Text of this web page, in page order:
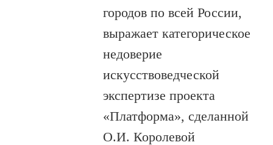
городов по всей России,
выражает категорическое
недоверие
искусствоведческой
экспертизе проекта
«Платформа», сделанной
О.И. Королевой